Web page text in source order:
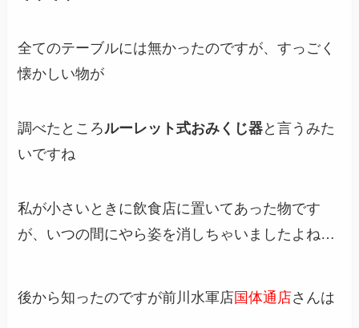
全てのテーブルには無かったのですが、すっごく
懐かしい物が
調べたところルーレット式おみくじ器と言うみた
いですね
私が小さいときに飲食店に置いてあった物です
が、いつの間にやら姿を消しちゃいましたよね…
後から知ったのですが前川水軍店国体通店さんは